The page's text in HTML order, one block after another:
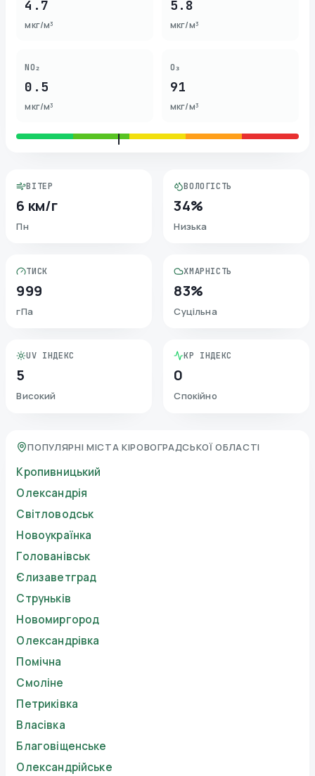
4.7
мкг/м³
5.8
мкг/м³
NO₂
0.5
мкг/м³
O₃
91
мкг/м³
ВІТЕР
6 км/г
Пн
ВОЛОГІСТЬ
34%
Низька
ТИСК
999
гПа
ХМАРНІСТЬ
83%
Суцільна
UV ІНДЕКС
5
Високий
KP ІНДЕКС
0
Спокійно
ПОПУЛЯРНІ МІСТА КІРОВОГРАДСЬКОЇ ОБЛАСТІ
Кропивницький
Олександрія
Світловодськ
Новоукраїнка
Голованівськ
Єлизаветград
Струньків
Новомиргород
Олександрівка
Помічна
Смоліне
Петриківка
Власівка
Благовіщенське
Олександрійське